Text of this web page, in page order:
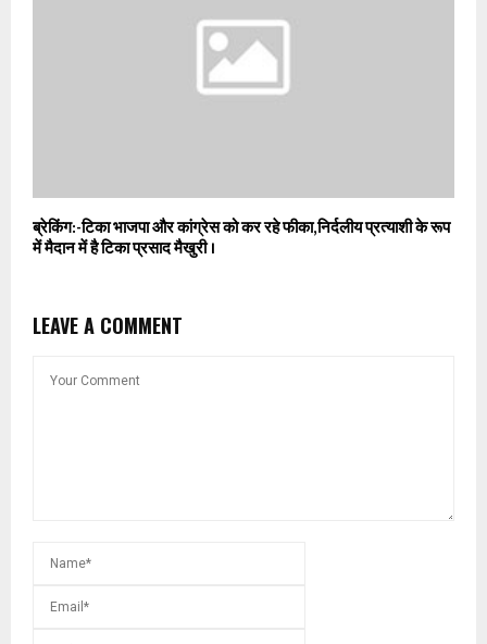
ब्रेकिंग:-टिका भाजपा और कांग्रेस को कर रहे फीका,निर्दलीय प्रत्याशी के रूप
में मैदान में है टिका प्रसाद मैखुरी ।
LEAVE A COMMENT